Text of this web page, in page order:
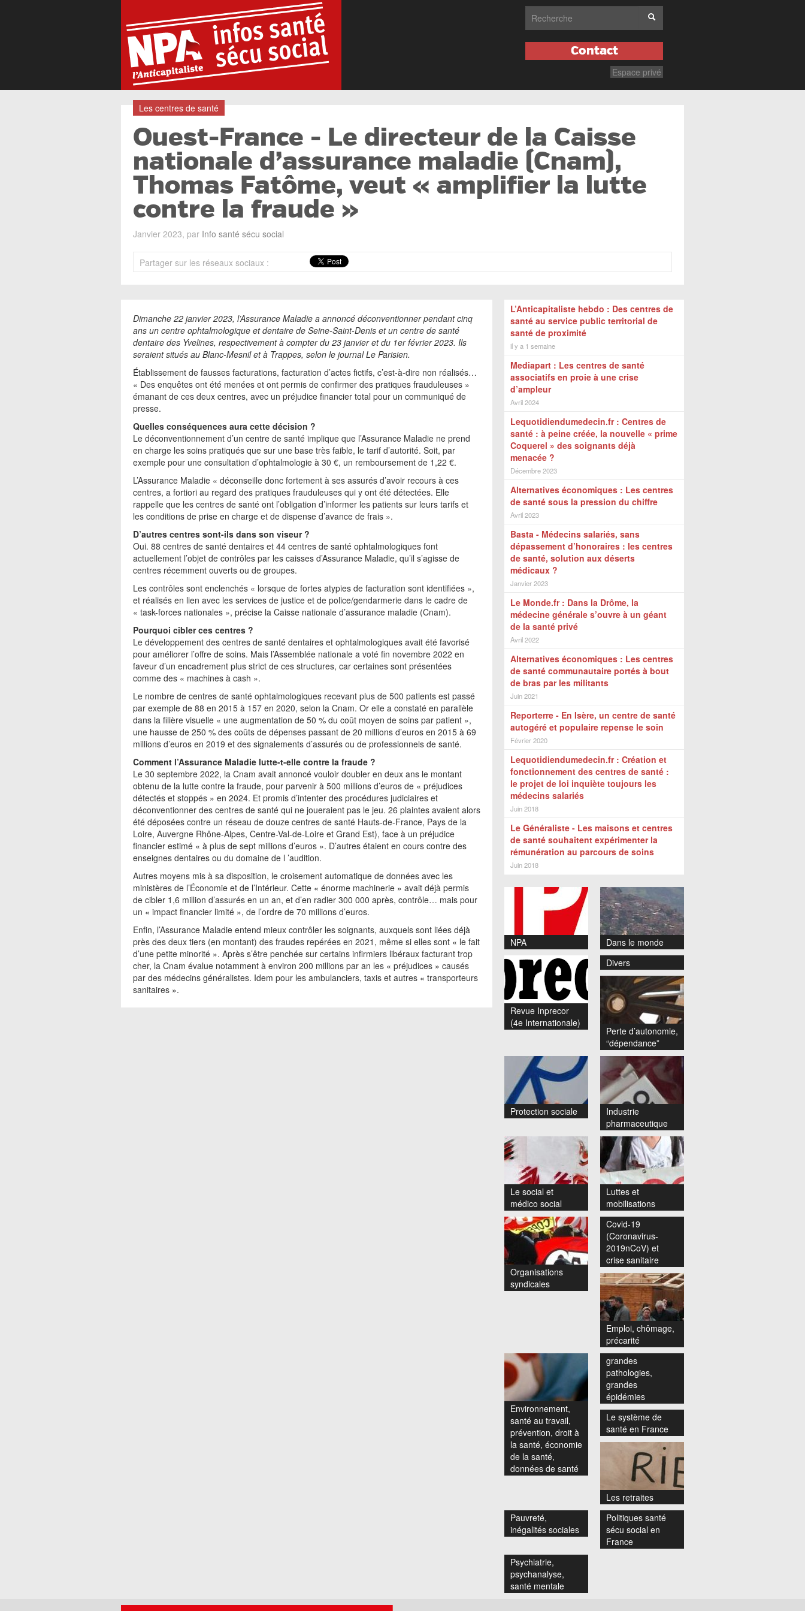
Contact
Espace privé
Les centres de santé
Ouest-France - Le directeur de la Caisse
nationale d’assurance maladie (Cnam),
Thomas Fatôme, veut « amplifier la lutte
contre la fraude »
Janvier 2023, par Info santé sécu social
Partager sur les réseaux sociaux :
Dimanche 22 janvier 2023, l’Assurance Maladie a annoncé déconventionner pendant cinq
ans un centre ophtalmologique et dentaire de Seine-Saint-Denis et un centre de santé
dentaire des Yvelines, respectivement à compter du 23 janvier et du 1er février 2023. Ils
seraient situés au Blanc-Mesnil et à Trappes, selon le journal Le Parisien.
Établissement de fausses facturations, facturation d’actes fictifs, c’est-à-dire non réalisés…
« Des enquêtes ont été menées et ont permis de confirmer des pratiques frauduleuses »
émanant de ces deux centres, avec un préjudice financier total pour un communiqué de
presse.
Quelles conséquences aura cette décision ?
Le déconventionnement d’un centre de santé implique que l’Assurance Maladie ne prend
en charge les soins pratiqués que sur une base très faible, le tarif d’autorité. Soit, par
exemple pour une consultation d’ophtalmologie à 30 €, un remboursement de 1,22 €.
L’Assurance Maladie « déconseille donc fortement à ses assurés d’avoir recours à ces
centres, a fortiori au regard des pratiques frauduleuses qui y ont été détectées. Elle
rappelle que les centres de santé ont l’obligation d’informer les patients sur leurs tarifs et
les conditions de prise en charge et de dispense d’avance de frais ».
D’autres centres sont-ils dans son viseur ?
Oui. 88 centres de santé dentaires et 44 centres de santé ophtalmologiques font
actuellement l’objet de contrôles par les caisses d’Assurance Maladie, qu’il s’agisse de
centres récemment ouverts ou de groupes.
Les contrôles sont enclenchés « lorsque de fortes atypies de facturation sont identifiées »,
et réalisés en lien avec les services de justice et de police/gendarmerie dans le cadre de
« task-forces nationales », précise la Caisse nationale d’assurance maladie (Cnam).
Pourquoi cibler ces centres ?
Le développement des centres de santé dentaires et ophtalmologiques avait été favorisé
pour améliorer l’offre de soins. Mais l’Assemblée nationale a voté fin novembre 2022 en
faveur d’un encadrement plus strict de ces structures, car certaines sont présentées
comme des « machines à cash ».
Le nombre de centres de santé ophtalmologiques recevant plus de 500 patients est passé
par exemple de 88 en 2015 à 157 en 2020, selon la Cnam. Or elle a constaté en parallèle
dans la filière visuelle « une augmentation de 50 % du coût moyen de soins par patient »,
une hausse de 250 % des coûts de dépenses passant de 20 millions d’euros en 2015 à 69
millions d’euros en 2019 et des signalements d’assurés ou de professionnels de santé.
Comment l’Assurance Maladie lutte-t-elle contre la fraude ?
Le 30 septembre 2022, la Cnam avait annoncé vouloir doubler en deux ans le montant
obtenu de la lutte contre la fraude, pour parvenir à 500 millions d’euros de « préjudices
détectés et stoppés » en 2024. Et promis d’intenter des procédures judiciaires et
déconventionner des centres de santé qui ne joueraient pas le jeu. 26 plaintes avaient alors
été déposées contre un réseau de douze centres de santé Hauts-de-France, Pays de la
Loire, Auvergne Rhône-Alpes, Centre-Val-de-Loire et Grand Est), face à un préjudice
financier estimé « à plus de sept millions d’euros ». D’autres étaient en cours contre des
enseignes dentaires ou du domaine de l ’audition.
Autres moyens mis à sa disposition, le croisement automatique de données avec les
ministères de l’Économie et de l’Intérieur. Cette « énorme machinerie » avait déjà permis
de cibler 1,6 million d’assurés en un an, et d’en radier 300 000 après, contrôle… mais pour
un « impact financier limité », de l’ordre de 70 millions d’euros.
Enfin, l’Assurance Maladie entend mieux contrôler les soignants, auxquels sont liées déjà
près des deux tiers (en montant) des fraudes repérées en 2021, même si elles sont « le fait
d’une petite minorité ». Après s’être penchée sur certains infirmiers libéraux facturant trop
cher, la Cnam évalue notamment à environ 200 millions par an les « préjudices » causés
par des médecins généralistes. Idem pour les ambulanciers, taxis et autres « transporteurs
sanitaires ».
L’Anticapitaliste hebdo : Des centres de
santé au service public territorial de
santé de proximité
il y a 1 semaine
Mediapart : Les centres de santé
associatifs en proie à une crise
d’ampleur
Avril 2024
Lequotidiendumedecin.fr : Centres de
santé : à peine créée, la nouvelle « prime
Coquerel » des soignants déjà
menacée ?
Décembre 2023
Alternatives économiques : Les centres
de santé sous la pression du chiffre
Avril 2023
Basta - Médecins salariés, sans
dépassement d’honoraires : les centres
de santé, solution aux déserts
médicaux ?
Janvier 2023
Le Monde.fr : Dans la Drôme, la
médecine générale s’ouvre à un géant
de la santé privé
Avril 2022
Alternatives économiques : Les centres
de santé communautaire portés à bout
de bras par les militants
Juin 2021
Reporterre - En Isère, un centre de santé
autogéré et populaire repense le soin
Février 2020
Lequotidiendumedecin.fr : Création et
fonctionnement des centres de santé :
le projet de loi inquiète toujours les
médecins salariés
Juin 2018
Le Généraliste - Les maisons et centres
de santé souhaitent expérimenter la
rémunération au parcours de soins
Juin 2018
NPA Dans le monde
Revue Inprecor
(4e Internationale)
Divers
Perte d’autonomie,
“dépendance”
Protection sociale
Industrie
pharmaceutique
Le social et
médico social
Luttes et
mobilisations
Organisations
syndicales
Covid-19
(Coronavirus-
2019nCoV) et
crise sanitaire
Emploi, chômage,
précarité
Environnement,
santé au travail,
prévention, droit à
la santé, économie
de la santé,
données de santé
grandes
pathologies,
grandes
épidémies
Le système de
santé en France
Les retraites
Pauvreté,
inégalités sociales
Politiques santé
sécu social en
France
Psychiatrie,
psychanalyse,
santé mentale